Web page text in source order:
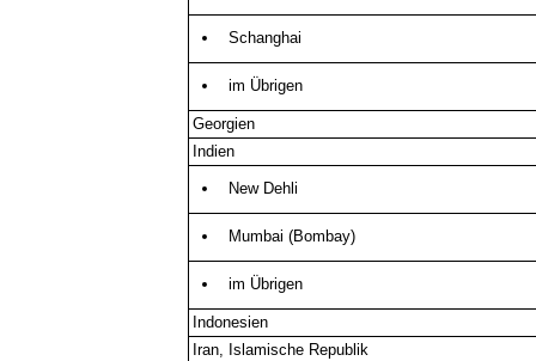
Schanghai
im Übrigen
Georgien
Indien
New Dehli
Mumbai (Bombay)
im Übrigen
Indonesien
Iran, Islamische Republik